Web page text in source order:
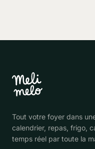
Tout votre foyer dans
calendrier, repas, frigo,
temps réel par toute la